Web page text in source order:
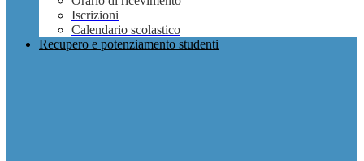
Iscrizioni
Calendario scolastico
Recupero e potenziamento studenti